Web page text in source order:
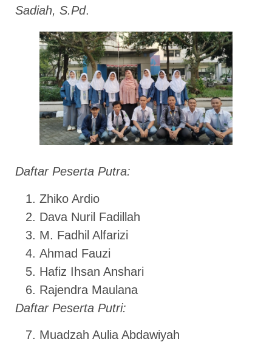
Sadiah, S.Pd.
Daftar Peserta Putra:
Zhiko Ardio
Dava Nuril Fadillah
M. Fadhil Alfarizi
Ahmad Fauzi
Hafiz Ihsan Anshari
Rajendra Maulana
Daftar Peserta Putri:
Muadzah Aulia Abdawiyah